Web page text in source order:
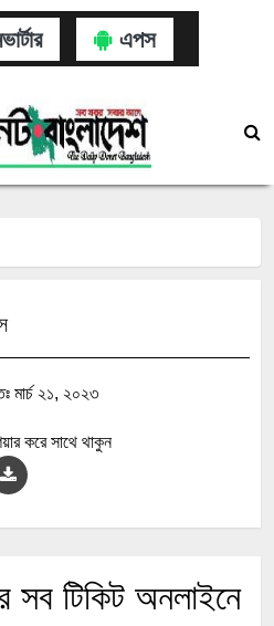
এপস
মার্চ ২১, ২০২৩
করে সাথে থাকুন
সব টিকিট অনলাইনে